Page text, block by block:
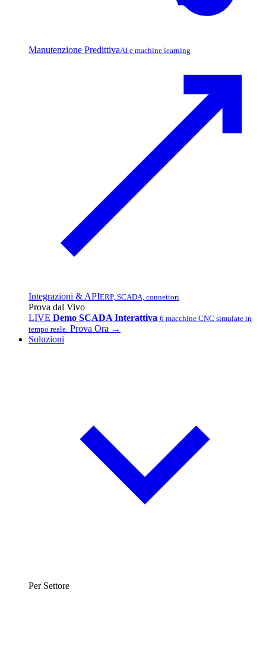
Manutenzione PredittivaAI e machine learning
Integrazioni & APIERP, SCADA, connettori
Prova dal Vivo
LIVE Demo SCADA Interattiva 6 macchine CNC simulate in
tempo reale. Prova Ora →
Soluzioni
Per Settore